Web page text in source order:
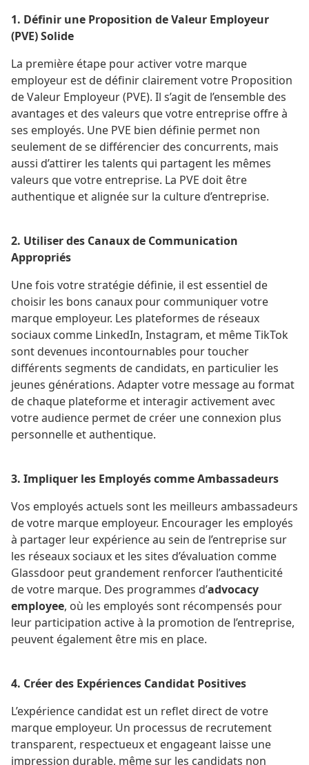
1. Définir une Proposition de Valeur Employeur
(PVE) Solide
La première étape pour activer votre marque
employeur est de définir clairement votre Proposition
de Valeur Employeur (PVE). Il s’agit de l’ensemble des
avantages et des valeurs que votre entreprise offre à
ses employés. Une PVE bien définie permet non
seulement de se différencier des concurrents, mais
aussi d’attirer les talents qui partagent les mêmes
valeurs que votre entreprise. La PVE doit être
authentique et alignée sur la culture d’entreprise.
2. Utiliser des Canaux de Communication
Appropriés
Une fois votre stratégie définie, il est essentiel de
choisir les bons canaux pour communiquer votre
marque employeur. Les plateformes de réseaux
sociaux comme LinkedIn, Instagram, et même TikTok
sont devenues incontournables pour toucher
différents segments de candidats, en particulier les
jeunes générations. Adapter votre message au format
de chaque plateforme et interagir activement avec
votre audience permet de créer une connexion plus
personnelle et authentique.
3. Impliquer les Employés comme Ambassadeurs
Vos employés actuels sont les meilleurs ambassadeurs
de votre marque employeur. Encourager les employés
à partager leur expérience au sein de l’entreprise sur
les réseaux sociaux et les sites d’évaluation comme
Glassdoor peut grandement renforcer l’authenticité
de votre marque. Des programmes d’advocacy
employee, où les employés sont récompensés pour
leur participation active à la promotion de l’entreprise,
peuvent également être mis en place​.
4. Créer des Expériences Candidat Positives
L’expérience candidat est un reflet direct de votre
marque employeur. Un processus de recrutement
transparent, respectueux et engageant laisse une
impression durable, même sur les candidats non